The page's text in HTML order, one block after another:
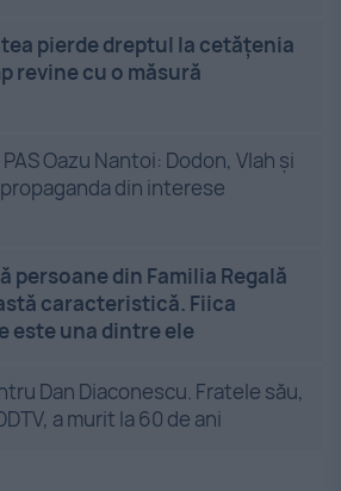
pierde dreptul la cetățenia
revine cu o măsură
Oazu Nantoi: Dodon, Vlah și
din interese
persoane din Familia Regală
caracteristică. Fiica
este una dintre ele
Dan Diaconescu. Fratele său,
a murit la 60 de ani